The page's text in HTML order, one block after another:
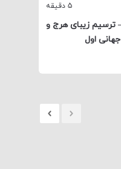
5 دقیقه
و بررسی فیلم 1917 – ترسیم زیبای هرج و
اول